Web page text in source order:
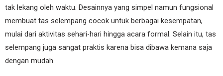
tak lekang oleh waktu. Desainnya yang simpel namun fungsional
membuat tas selempang cocok untuk berbagai kesempatan,
mulai dari aktivitas sehari-hari hingga acara formal. Selain itu, tas
selempang juga sangat praktis karena bisa dibawa kemana saja
dengan mudah.